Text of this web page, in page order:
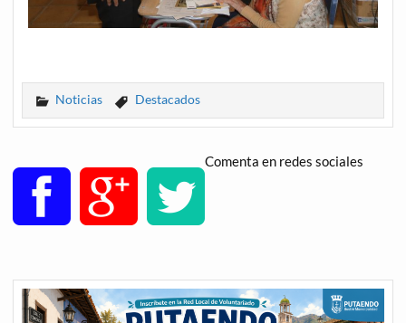
Noticias Destacados
Comenta en redes sociales